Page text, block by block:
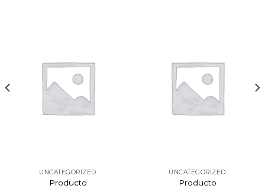
UNCATEGORIZED
Producto
UNCATEGORIZED
Producto